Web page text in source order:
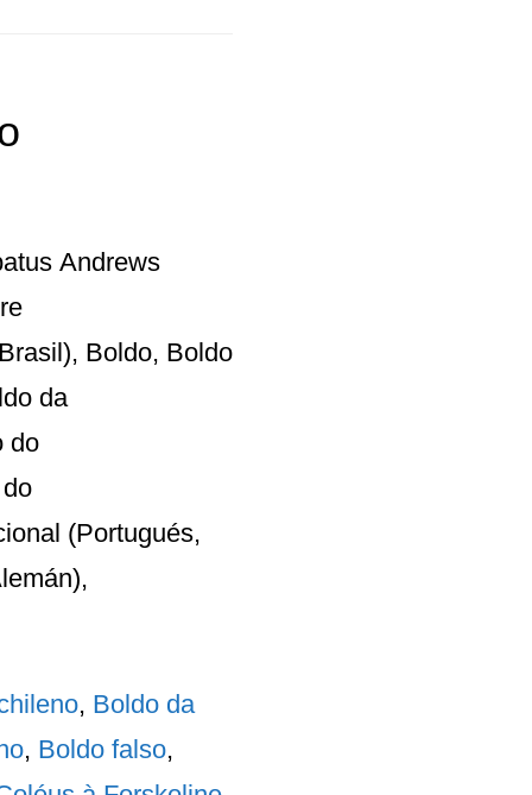
Andrews
Boldo, Boldo
da
do
(Portugués,
, Boldo da
, Boldo falso,